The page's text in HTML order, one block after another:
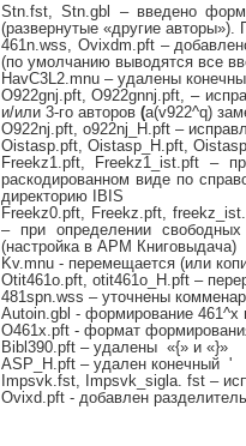
Stn.fst, Stn.gbl – введено
(развернутые «другие
461n.wss, Ovixdm.pft –
(по умолчанию выводятся все
HavC3L2.mnu – удалены
O922gnj.pft, O922gnnj.pft, –
и/или 3-го авторов (a(v922^q)
O922nj.pft, o922nj_H.pft –
Oistasp.pft, Oistasp_H.pft,
Freekz1.pft, Freekz1_ist.pft –
раскодированном виде по
директорию IBIS
Freekz0.pft, Freekz.pft,
– при определении
(настройка в АРМ Книговыдача)
Kv.mnu - перемещается (или
Otit461o.pft, otit461o_H.pft –
481spn.wss – уточнены
Autoin.gbl - формирование
O461x.pft - формат
Bibl390.pft – удалены «{» и «}»
ASP_H.pft – удален конечный '
Impsvk.fst, Impsvk_sigla. fst –
Ovixd.pft - добавлен